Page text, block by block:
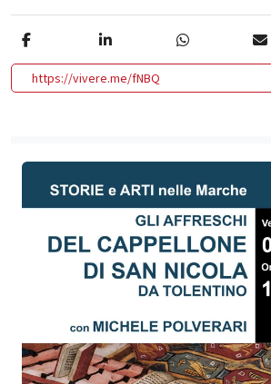
https://vivere.me/fNBQ